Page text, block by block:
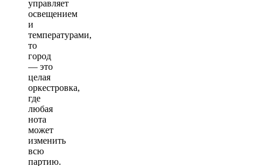
управляет
освещением
и
температурами,
то
город
— это
целая
оркестровка,
где
любая
нота
может
изменить
всю
партию.